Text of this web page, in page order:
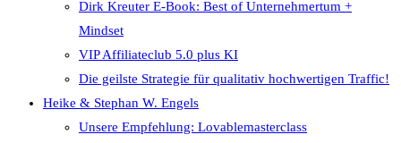
Dirk Kreuter E-Book: Best of Unternehmertum +
Mindset
VIP Affiliateclub 5.0 plus KI
Die geilste Strategie für qualitativ hochwertigen Traffic!
Heike & Stephan W. Engels
Unsere Empfehlung: Lovablemasterclass